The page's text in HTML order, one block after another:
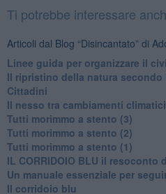
Ti potrebbe interessare
Articoli dal Blog “Disincantato” di
​Linee guida per organizzare il
​Il ripristino della natura secondo
Cittadini
Il nesso tra cambiamenti
Tutti morimmo a stento (3)
Tutti morimmo a stento (2)
​Tutti morimmo a stento (1)
IL CORRIDOIO BLU il resoconto
Un manuale essenziale per
Il corridoio blu